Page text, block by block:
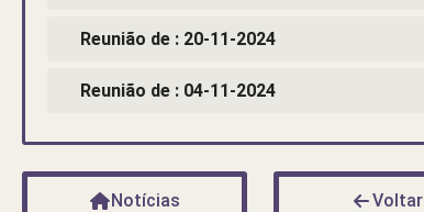
Reunião de : 20-11-2024
Reunião de : 04-11-2024
Notícias Voltar